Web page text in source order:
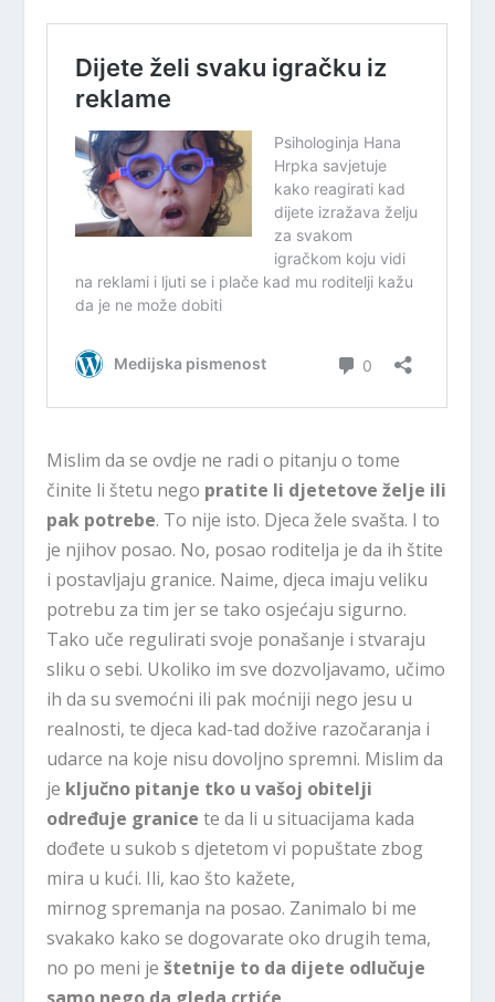
Mislim da se ovdje ne radi o pitanju o tome
činite li štetu nego pratite li djetetove želje ili
pak potrebe. To nije isto. Djeca žele svašta. I to
je njihov posao. No, posao roditelja je da ih štite
i postavljaju granice. Naime, djeca imaju veliku
potrebu za tim jer se tako osjećaju sigurno.
Tako uče regulirati svoje ponašanje i stvaraju
sliku o sebi. Ukoliko im sve dozvoljavamo, učimo
ih da su svemoćni ili pak moćniji nego jesu u
realnosti, te djeca kad-tad dožive razočaranja i
udarce na koje nisu dovoljno spremni. Mislim da
je ključno pitanje tko u vašoj obitelji
određuje granice te da li u situacijama kada
dođete u sukob s djetetom vi popuštate zbog
mira u kući. Ili, kao što kažete,
mirnog spremanja na posao. Zanimalo bi me
svakako kako se dogovarate oko drugih tema,
no po meni ještetnije to da dijete odlučuje